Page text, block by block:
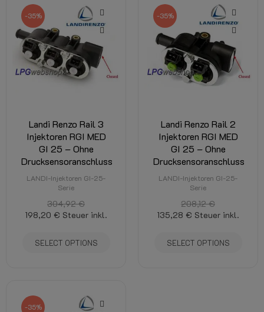
-35%
Landi Renzo Rail 3
Injektoren RGI MED
GI 25 – Ohne
Drucksensoranschluss
LANDI-Injektoren GI-25-
Serie
304,92 €
198,20 € Steuer inkl.
SELECT OPTIONS
-35%
Landi Renzo Rail 2
Injektoren RGI MED
GI 25 – Ohne
Drucksensoranschluss
LANDI-Injektoren GI-25-
Serie
208,12 €
135,28 € Steuer inkl.
SELECT OPTIONS
-35%